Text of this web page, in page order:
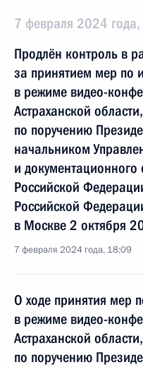
7 февраля 2024 года,
Продлён контроль в
за принятием мер по
в режиме видео-
Астраханской
по поручению
начальником
и документационного
Российской
Российской
в Москве 2 октября
7 февраля 2024 года, 18:09
О ходе принятия мер
в режиме видео-
Астраханской
по поручению